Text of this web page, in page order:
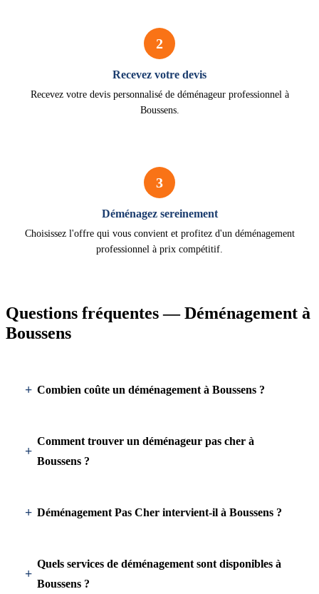
2
Recevez votre devis
Recevez votre devis personnalisé de déménageur professionnel à
Boussens.
3
Déménagez sereinement
Choisissez l'offre qui vous convient et profitez d'un déménagement
professionnel à prix compétitif.
Questions fréquentes — Déménagement à
Boussens
Combien coûte un déménagement à Boussens ?
Comment trouver un déménageur pas cher à
Boussens ?
Déménagement Pas Cher intervient-il à Boussens ?
Quels services de déménagement sont disponibles à
Boussens ?